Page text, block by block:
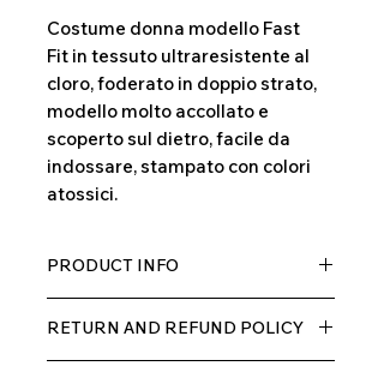
Costume donna modello Fast
Fit in tessuto ultraresistente al
cloro, foderato in doppio strato,
modello molto accollato e
scoperto sul dietro, facile da
indossare, stampato con colori
atossici.
PRODUCT INFO
di elastane, molto comodo per chi lo
indossa grazia alla sua elastcità, in
RETURN AND REFUND POLICY